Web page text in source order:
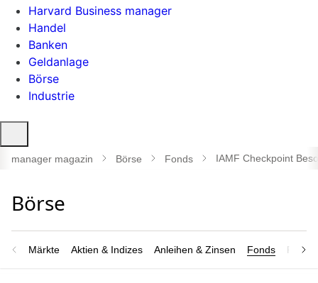
Harvard Business manager
Handel
Banken
Geldanlage
Börse
Industrie
öffnen
manager magazin Börse Fonds IAMF Checkpoint
Märkte Aktien & Indizes Anleihen & Zinsen Fonds